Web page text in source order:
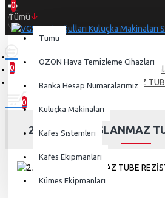
0
0
0 ürün - 0,00 TL
0
Tümü
Tümü
OZON Hava Temizleme Cihazları
Banka Hesap Numaralarımız
Kuluçka Makinaları
Kafes Sistemleri
Kafes Ekipmanları
Kümes Ekipmanları
Kuluçka
255 WATT PASLANMAZ
255 WATT PASLANMAZ